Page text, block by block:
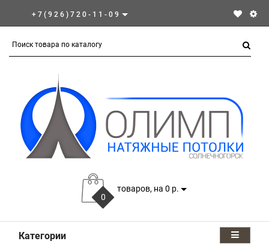
+7(926)720-11-09
0
товаров, на 0 р.
Категории